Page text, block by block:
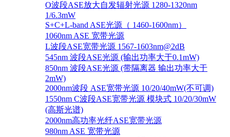
O波段ASE放大自发辐射光源 1280-1320nm
1/6.3mW
S+C+L-band ASE光源（ 1460-1600nm）
1060nm ASE 宽带光源
L波段ASE宽带光源 1567-1603nm@2dB
545nm 波段ASE光源 (输出功率大于0.1mW)
850nm 波段ASE光源 (带隔离器 输出功率大于
2mW)
2000nm波段 ASE宽带光源 10/20/40mW(不可调)
1550nm C波段ASE宽带光源 模块式 10/20/30mW
(高斯光谱)
2000nm高功率光纤ASE宽带光源
980nm ASE 宽带光源